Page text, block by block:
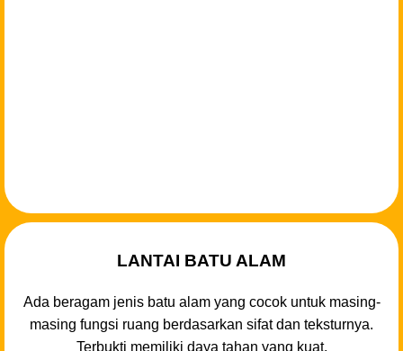
LANTAI BATU ALAM
Ada beragam jenis batu alam yang cocok untuk masing-
masing fungsi ruang berdasarkan sifat dan teksturnya.
Terbukti memiliki daya tahan yang kuat.